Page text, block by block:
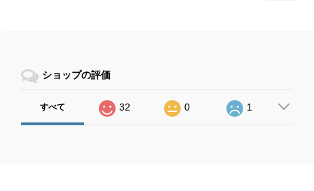
ショップの評価
すべて 32 0 1